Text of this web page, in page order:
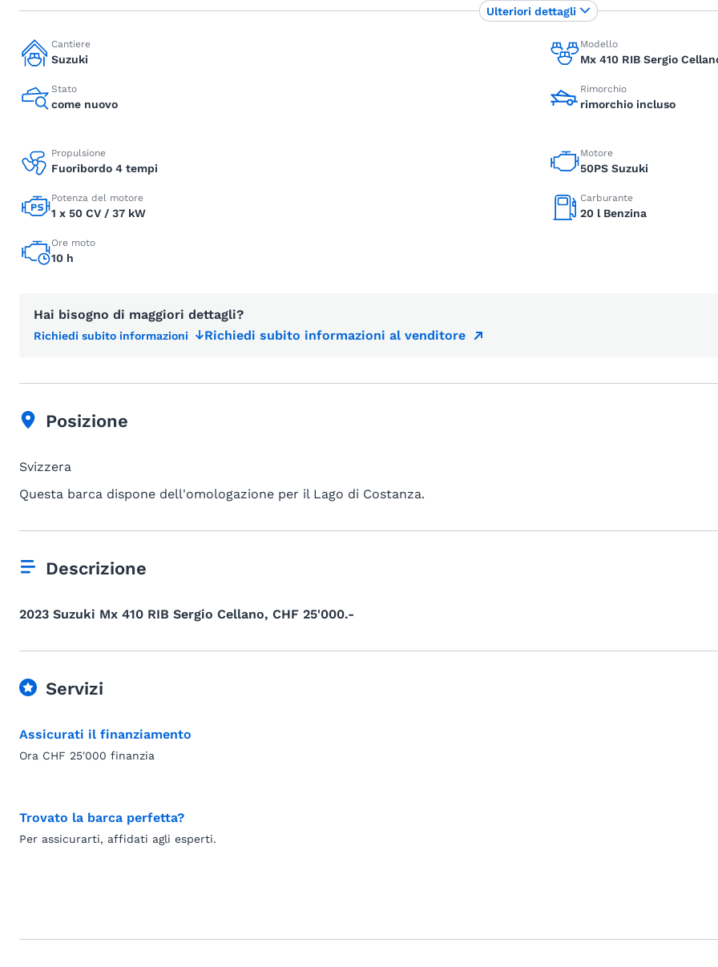
Cantiere
Suzuki
Modello
Mx 410 RIB Sergio
Stato
come nuovo
Rimorchio
rimorchio incluso
Propulsione
Fuoribordo 4 tempi
Motore
50PS Suzuki
Potenza del motore
1 x 50 CV / 37 kW
Carburante
20 l Benzina
Ore moto
10 h
Hai bisogno di maggiori dettagli?
Richiedi subito informazioni Richiedi subito informazioni al venditore
Ulteriori dettagli
Posizione
Svizzera
Questa barca dispone dell'omologazione per il Lago di Costanza.
Descrizione
2023 Suzuki Mx 410 RIB Sergio Cellano, CHF 25'000.-
Servizi
Assicurati il finanziamento
Ora CHF 25'000 finanzia
Trovato la barca perfetta?
Per assicurarti, affidati agli esperti.